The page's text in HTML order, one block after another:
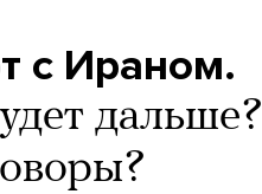
с Ираном.
дальше?